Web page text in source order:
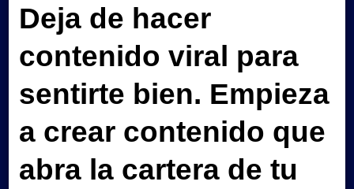
Deja de hacer
contenido viral para
sentirte bien. Empieza
a crear contenido que
abra la cartera de tu